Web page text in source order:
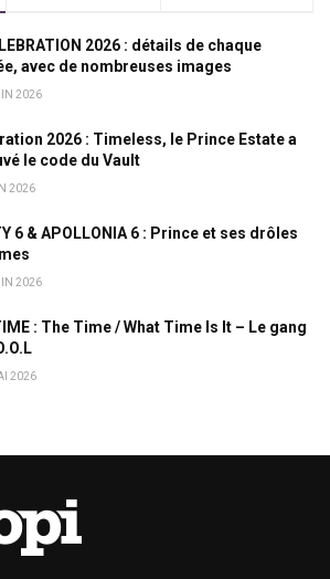
2026 : détails de chaque
avec de nombreuses images
2026
2026 : Timeless, le Prince Estate a
le code du Vault
2026
6 & APOLLONIA 6 : Prince et ses drôles
2026
: The Time / What Time Is It – Le gang
2026